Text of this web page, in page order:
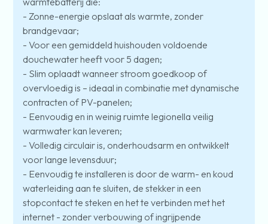
- Zonne-energie opslaat als warmte, zonder
brandgevaar;
- Voor een gemiddeld huishouden voldoende
douchewater heeft voor 5 dagen;
- Slim oplaadt wanneer stroom goedkoop of
overvloedig is – ideaal in combinatie met dynamische
contracten of PV-panelen;
- Eenvoudig en in weinig ruimte legionella veilig
warmwater kan leveren;
- Volledig circulair is, onderhoudsarm en ontwikkelt
voor lange levensduur;
- Eenvoudig te installeren is door de warm- en koud
waterleiding aan te sluiten, de stekker in een
stopcontact te steken en het te verbinden met het
internet - zonder verbouwing of ingrijpende